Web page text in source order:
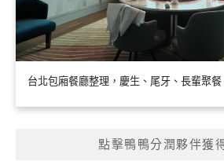
台北包廂餐廳整理，慶生、尾牙、長輩聚
點擊鴨鴨分潤夥伴獲